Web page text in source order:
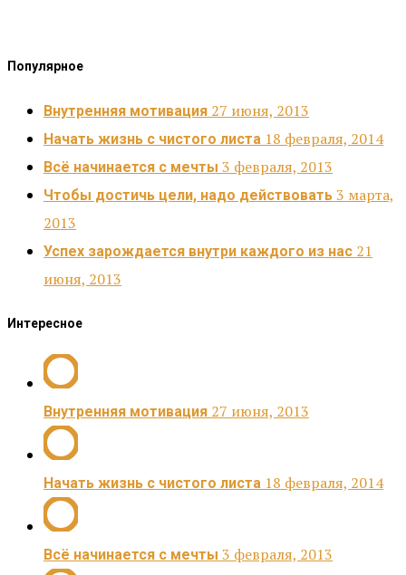
Популярное
Внутренняя мотивация 27 июня, 2013
Начать жизнь с чистого листа 18 февраля, 2014
Всё начинается с мечты 3 февраля, 2013
Чтобы достичь цели, надо действовать 3 марта,
2013
Успех зарождается внутри каждого из нас 21
июня, 2013
Интересное
Внутренняя мотивация 27 июня, 2013
Начать жизнь с чистого листа 18 февраля, 2014
Всё начинается с мечты 3 февраля, 2013